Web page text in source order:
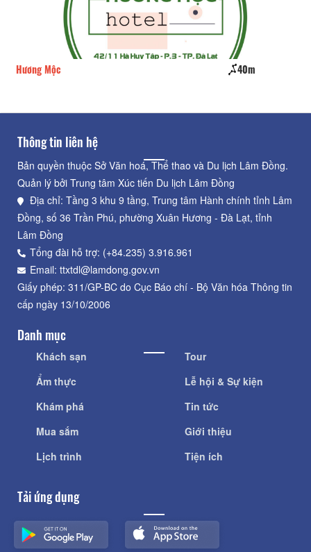
Thông tin liên hệ
Bản quyền thuộc Sở Văn hoá, Thể thao và Du lịch Lâm Đồng.
Quản lý bởi Trung tâm Xúc tiến Du lịch Lâm Đồng
Địa chỉ: Tầng 3 khu 9 tầng, Trung tâm Hành chính tỉnh Lâm
Đồng, số 36 Trần Phú, phường Xuân Hương - Đà Lạt, tỉnh
Lâm Đồng
Tổng đài hỗ trợ: (+84.235) 3.916.961
Email: ttxtdl@lamdong.gov.vn
Giấy phép: 311/GP-BC do Cục Báo chí - Bộ Văn hóa Thông tin
cấp ngày 13/10/2006
Danh mục
Khách sạn
Ẩm thực
Khám phá
Mua sắm
Lịch trình
Tour
Lễ hội & Sự kiện
Tin tức
Giới thiệu
Tiện ích
Tải ứng dụng